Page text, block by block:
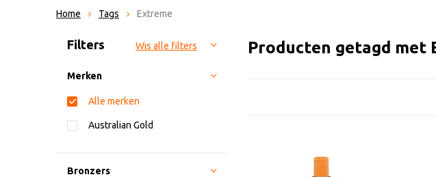
Home Tags Extreme
Producten getagd met
Sorteren op:
Filters Wis alle filters
Merken
Alle merken
Australian Gold
Bronzers